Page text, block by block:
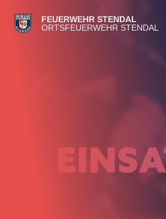
FEUERWEHR STENDAL
ORTSFEUERWEHR STENDAL